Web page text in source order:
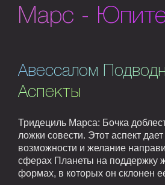
Марс -
Авессалом
Аспекты
Тридециль Марса: Бочка
ложки совести. Этот аспект
возможности и желание
сферах Планеты на поддержку
формах, в которых он склонен